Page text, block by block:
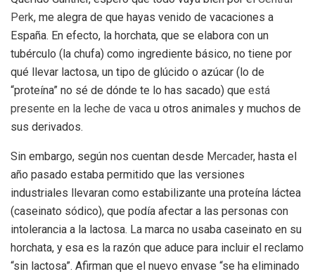
Perk, me alegra de que hayas venido de vacaciones a
España. En efecto, la horchata, que se elabora con un
tubérculo (la chufa) como ingrediente básico, no tiene por
qué llevar lactosa, un tipo de glúcido o azúcar (lo de
“proteína” no sé de dónde te lo has sacado) que está
presente en la leche de vaca u otros animales y muchos de
sus derivados.
Sin embargo, según nos cuentan desde Mercader, hasta el
año pasado estaba permitido que las versiones
industriales llevaran como estabilizante una proteína láctea
(caseinato sódico), que podía afectar a las personas con
intolerancia a la lactosa. La marca no usaba caseinato en su
horchata, y esa es la razón que aduce para incluir el reclamo
“sin lactosa”. Afirman que el nuevo envase “se ha eliminado